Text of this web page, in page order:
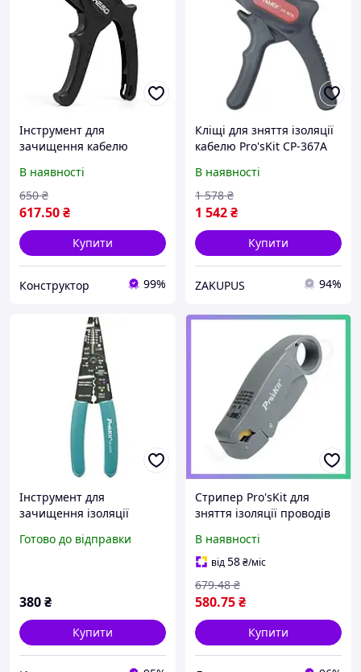
Інструмент для
зачищення кабелю
Вживане)
В наявності
617.50₴
650 ₴
Купити
Конструктор 99%
Кліщі для зняття ізоляції
кабелю Pro'sKit CP-367A
0.2 до 6 мм² Чорний
В наявності
1 542₴
1 578 ₴
Купити
ZAKUPUS 94%
Інструмент для
зачищення ізоляції
Готово до відправки
380₴
Купити
Стрипер Pro'sKit для
зняття ізоляції проводів
інструмент для
електриків SKU_6PK-322
В наявності
від58₴/міс
580.75₴
679.48 ₴
Купити